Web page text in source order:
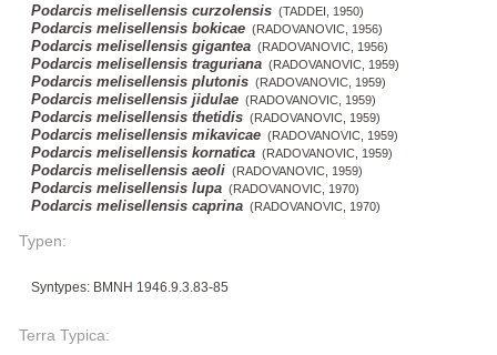
Podarcis melisellensis curzolensis (TADDEI, 1950)
Podarcis melisellensis bokicae (RADOVANOVIC, 1956)
Podarcis melisellensis gigantea (RADOVANOVIC, 1956)
Podarcis melisellensis traguriana (RADOVANOVIC, 1959)
Podarcis melisellensis plutonis (RADOVANOVIC, 1959)
Podarcis melisellensis jidulae (RADOVANOVIC, 1959)
Podarcis melisellensis thetidis (RADOVANOVIC, 1959)
Podarcis melisellensis mikavicae (RADOVANOVIC, 1959)
Podarcis melisellensis kornatica (RADOVANOVIC, 1959)
Podarcis melisellensis aeoli (RADOVANOVIC, 1959)
Podarcis melisellensis lupa (RADOVANOVIC, 1970)
Podarcis melisellensis caprina (RADOVANOVIC, 1970)
Typen:
Syntypes: BMNH 1946.9.3.83-85
Terra Typica: